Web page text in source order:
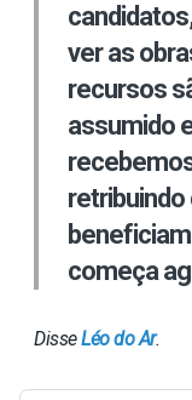
ver as
recursos
assumido
começa
DisseLéo do Ar.